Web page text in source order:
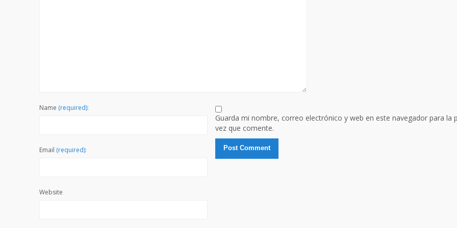
Name (required):
Email (required):
Website
Guarda mi nombre, correo electrónico y web en este navegador para la
vez que comente.